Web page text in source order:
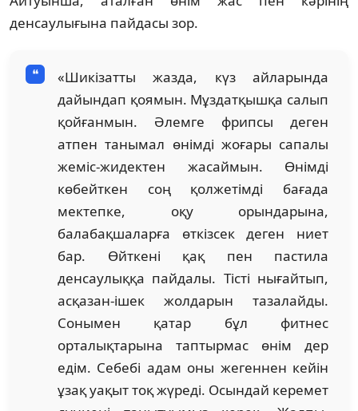
денсаулығына пайдасы зор.
«Шикізатты жазда, күз айларында
дайындап қоямын. Мұздатқышқа салып
қойғанмын. Әлемге фрипсы деген
атпен танымал өнімді жоғары сапалы
жеміс-жидектен жасаймын. Өнімді
көбейткен соң қолжетімді бағада
мектепке, оқу орындарына,
балабақшаларға өткізсек деген ниет
бар. Өйткені қақ пен пастила
денсаулыққа пайдалы. Тісті нығайтып,
асқазан-ішек жолдарын тазалайды.
Сонымен қатар бұл фитнес
орталықтарына таптырмас өнім дер
едім. Себебі адам оны жегеннен кейін
ұзақ уақыт тоқ жүреді. Осындай керемет